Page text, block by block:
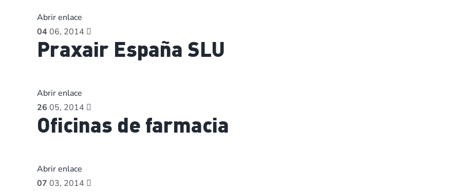
Abrir enlace
0406, 2014
Praxair España SLU
Abrir enlace
26 05, 2014
Oficinas de farmacia
Abrir enlace
07 03, 2014